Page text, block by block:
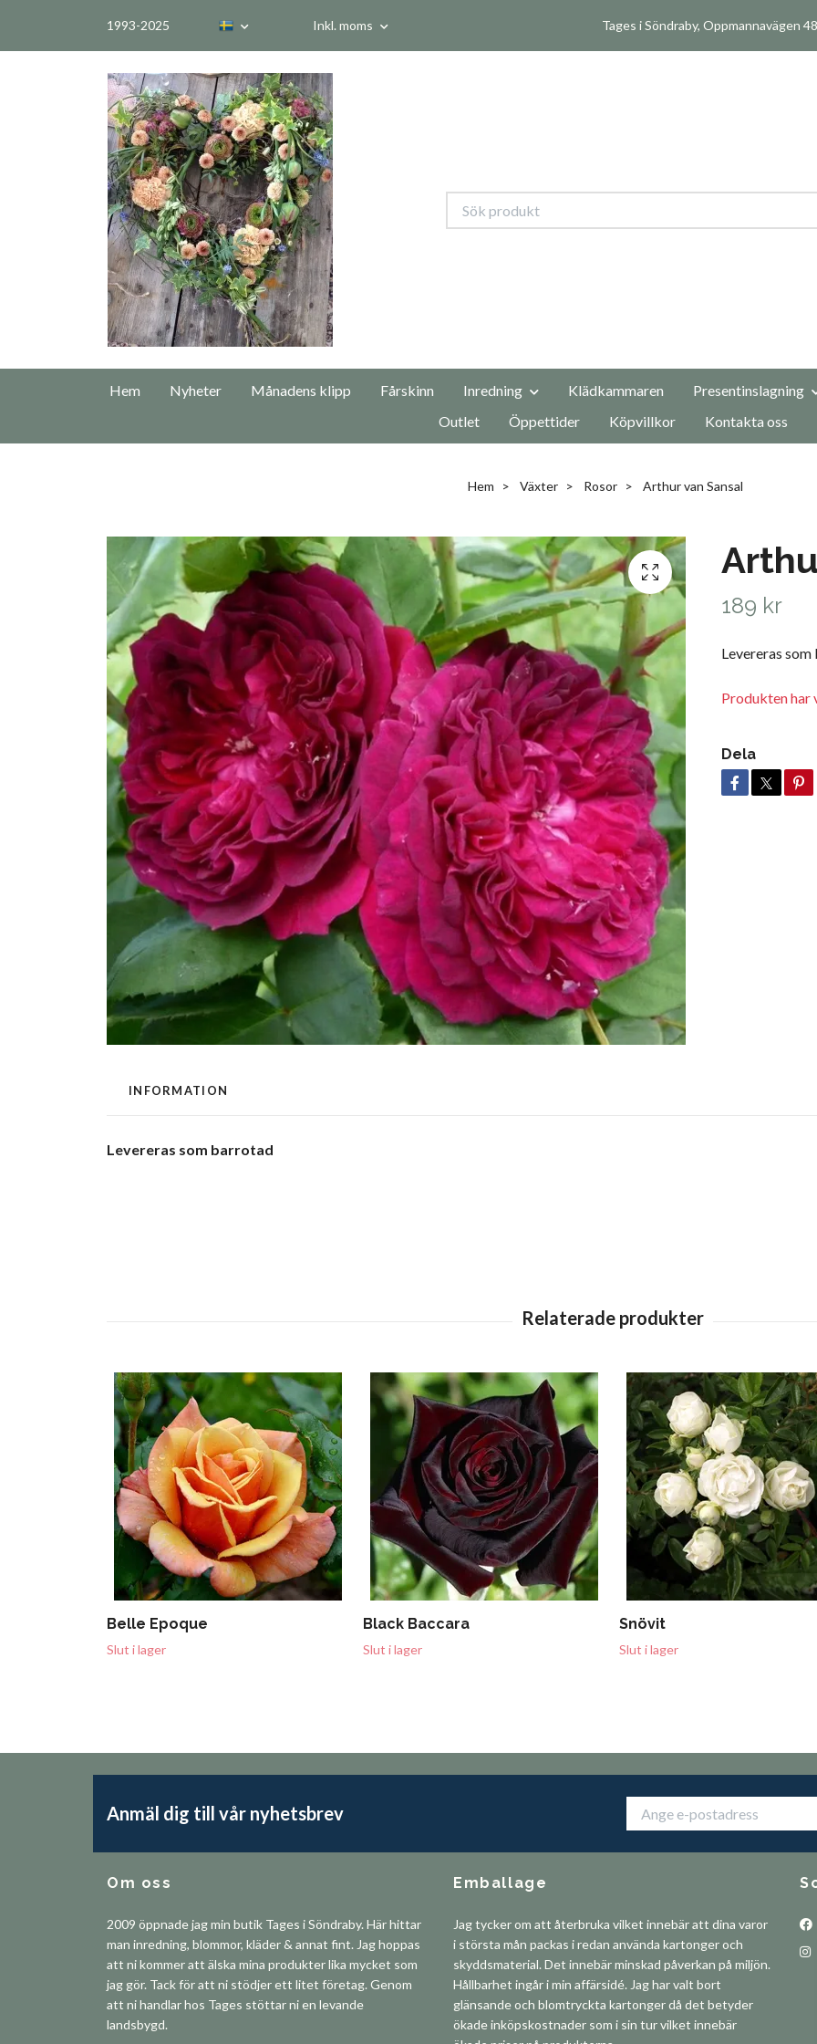
1993-2025 Inkl. moms Tages i Söndraby, Oppmannavägen
Hem Nyheter Månadens klipp Fårskinn Inredning Klädkammaren Presentinslagning
Outlet
Öppettider Köpvillkor Kontakta oss
Hem Växter Rosor Arthur van Sansal
189 kr
Levereras
Produkten har
Dela
INFORMATION
Levereras som barrotad
Belle Epoque
Slut i lager
Black Baccara
Slut i lager
Snövit
Slut i lager
Anmäl dig till vår nyhetsbrev
Om oss
2009 öppnade jag min butik Tages i Söndraby. Här hittar
man inredning, blommor, kläder & annat fint. Jag hoppas
att ni kommer att älska mina produkter lika mycket som
jag gör. Tack för att ni stödjer ett litet företag. Genom
att ni handlar hos Tages stöttar ni en levande
landsbygd.
Emballage
Jag tycker om att återbruka vilket innebär att dina varor
i största mån packas i redan använda kartonger och
skyddsmaterial. Det innebär minskad påverkan på miljön.
Hållbarhet ingår i min affärsidé. Jag har valt bort
glänsande och blomtryckta kartonger då det betyder
ökade inköpskostnader som i sin tur vilket innebär